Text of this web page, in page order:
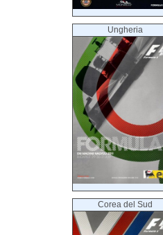
Ungheria
Corea del Sud